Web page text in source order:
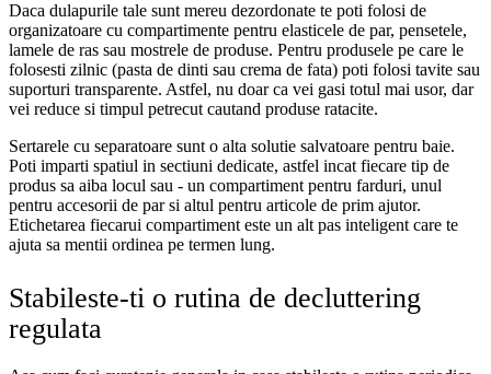
Daca dulapurile tale sunt mereu dezordonate te poti folosi de
organizatoare cu compartimente pentru elasticele de par, pensetele,
lamele de ras sau mostrele de produse. Pentru produsele pe care le
folosesti zilnic (pasta de dinti sau crema de fata) poti folosi tavite sau
suporturi transparente. Astfel, nu doar ca vei gasi totul mai usor, dar
vei reduce si timpul petrecut cautand produse ratacite.
Sertarele cu separatoare sunt o alta solutie salvatoare pentru baie.
Poti imparti spatiul in sectiuni dedicate, astfel incat fiecare tip de
produs sa aiba locul sau - un compartiment pentru farduri, unul
pentru accesorii de par si altul pentru articole de prim ajutor.
Etichetarea fiecarui compartiment este un alt pas inteligent care te
ajuta sa mentii ordinea pe termen lung.
Stabileste-ti o rutina de decluttering
regulata